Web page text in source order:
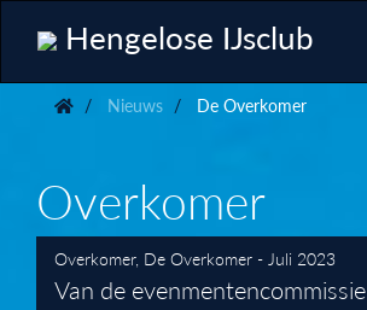
Hengelose IJsclub
Nieuws De Overkomer
Overkomer
Overkomer, De Overkomer - Juli 2023
Van de evenmentencommissie